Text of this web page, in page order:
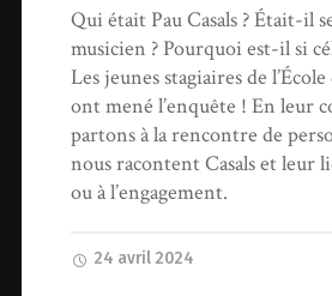
Qui était Pau Casals ? Était-il
musicien ? Pourquoi est-il si
Les jeunes stagiaires de
ont mené l’enquête ! En leur
partons à la rencontre de
nous racontent Casals et leur
ou à l’engagement.
24 avril 2024